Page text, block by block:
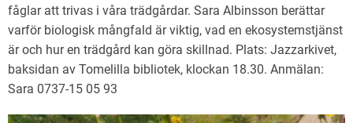
fåglar att trivas i våra trädgårdar. Sara Albinsson berättar
varför biologisk mångfald är viktig, vad en ekosystemstjänst
är och hur en trädgård kan göra skillnad. Plats: Jazzarkivet,
baksidan av Tomelilla bibliotek, klockan 18.30. Anmälan:
Sara 0737-15 05 93